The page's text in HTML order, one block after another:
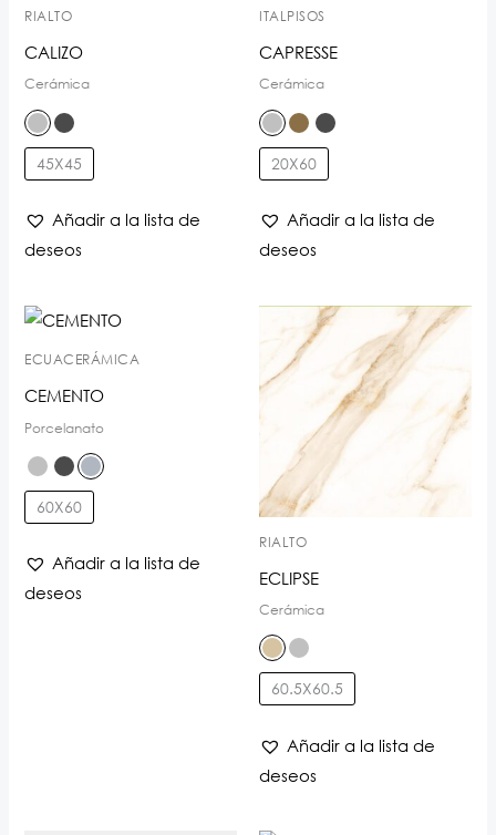
RIALTO
CALIZO
Cerámica
45X45
Añadir a la lista de
deseos
ITALPISOS
CAPRESSE
Cerámica
20X60
Añadir a la lista de
deseos
ECUACERÁMICA
CEMENTO
Porcelanato
60X60
Añadir a la lista de
deseos
RIALTO
ECLIPSE
Cerámica
60.5X60.5
Añadir a la lista de
deseos